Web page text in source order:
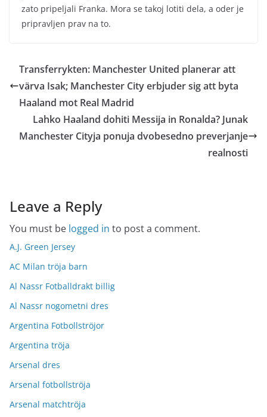
zato pripeljali Franka. Mora se takoj lotiti dela, a oder je
pripravljen prav na to.
Transferrykten: Manchester United planerar att
värva Isak; Manchester City erbjuder sig att byta
Haaland mot Real Madrid
Lahko Haaland dohiti Messija in Ronalda? Junak
Manchester Cityja ponuja dvobesedno preverjanje
realnosti
Leave a Reply
You must be logged in to post a comment.
A.J. Green Jersey
AC Milan tröja barn
Al Nassr Fotballdrakt billig
Al Nassr nogometni dres
Argentina Fotbollströjor
Argentina tröja
Arsenal dres
Arsenal fotbollströja
Arsenal matchtröja